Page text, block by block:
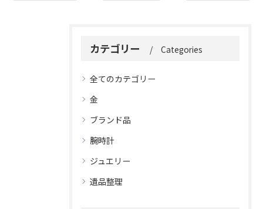
カテゴリー Categories
全てのカテゴリー
金
ブランド品
腕時計
ジュエリー
遺品整理